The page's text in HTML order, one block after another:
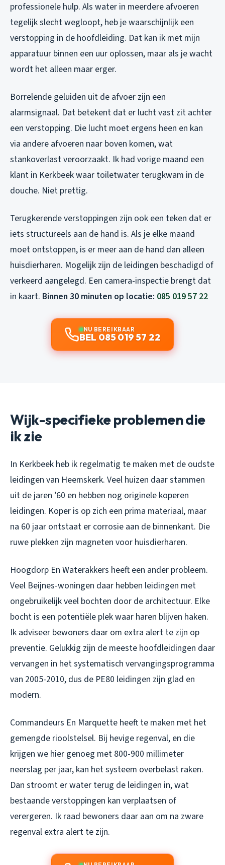
professionele hulp. Als water in meerdere afvoeren
tegelijk slecht wegloopt, heb je waarschijnlijk een
verstopping in de hoofdleiding. Dat kan ik met mijn
apparatuur binnen een uur oplossen, maar als je wacht
wordt het alleen maar erger.
Borrelende geluiden uit de afvoer zijn een
alarmsignaal. Dat betekent dat er lucht vast zit achter
een verstopping. Die lucht moet ergens heen en kan
via andere afvoeren naar boven komen, wat
stankoverlast veroorzaakt. Ik had vorige maand een
klant in Kerkbeek waar toiletwater terugkwam in de
douche. Niet prettig.
Terugkerende verstoppingen zijn ook een teken dat er
iets structureels aan de hand is. Als je elke maand
moet ontstoppen, is er meer aan de hand dan alleen
huisdierharen. Mogelijk zijn de leidingen beschadigd of
verkeerd aangelegd. Een camera-inspectie brengt dat
in kaart. Binnen 30 minuten op locatie: 085 019 57 22
NU BEREIKBAAR
BEL 085 019 57 22
Wijk-specifieke problemen die
ik zie
In Kerkbeek heb ik regelmatig te maken met de oudste
leidingen van Heemskerk. Veel huizen daar stammen
uit de jaren ’60 en hebben nog originele koperen
leidingen. Koper is op zich een prima materiaal, maar
na 60 jaar ontstaat er corrosie aan de binnenkant. Die
ruwe plekken zijn magneten voor huisdierharen.
Hoogdorp En Waterakkers heeft een ander probleem.
Veel Beijnes-woningen daar hebben leidingen met
ongebruikelijk veel bochten door de architectuur. Elke
bocht is een potentiële plek waar haren blijven haken.
Ik adviseer bewoners daar om extra alert te zijn op
preventie. Gelukkig zijn de meeste hoofdleidingen daar
vervangen in het systematisch vervangingsprogramma
van 2005-2010, dus de PE80 leidingen zijn glad en
modern.
Commandeurs En Marquette heeft te maken met het
gemengde rioolstelsel. Bij hevige regenval, en die
krijgen we hier genoeg met 800-900 millimeter
neerslag per jaar, kan het systeem overbelast raken.
Dan stroomt er water terug de leidingen in, wat
bestaande verstoppingen kan verplaatsen of
verergeren. Ik raad bewoners daar aan om na zware
regenval extra alert te zijn.